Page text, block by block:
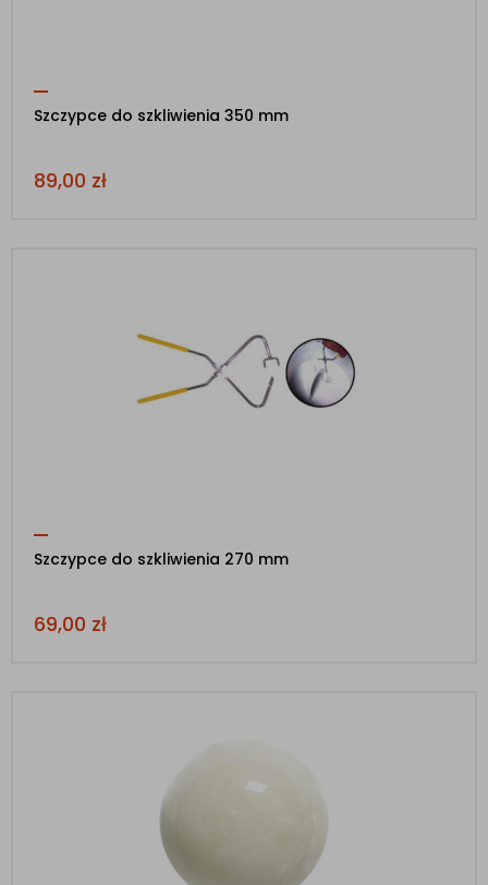
Szczypce do szkliwienia 350 mm
89,00 zł
Szczypce do szkliwienia 270 mm
69,00 zł